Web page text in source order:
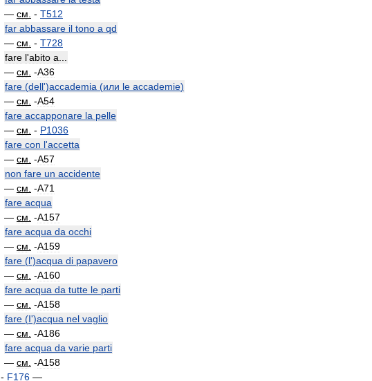
— см - T512
far abbassare il tono a qd
— см - T728
fare l'abito a
— см -A36
fare (dell')accademia (или le accademie)
— см -A54
fare accapponare la pelle
— см - P1036
fare con l'accetta
— см -A57
non fare un accidente
— см -A71
fare acqua
— см -A157
fare acqua da occhi
— см -A159
fare (l')acqua di papavero
— см -A160
fare acqua da tutte le parti
— см -A158
fare (I')acqua nel vaglio
— см -A186
fare acqua da varie parti
— см -A158
- F176 —